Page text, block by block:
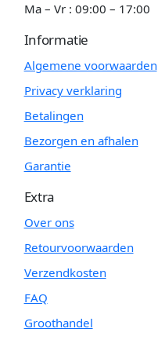
Ma – Vr : 09:00 – 17:00
Informatie
Algemene voorwaarden
Privacy verklaring
Betalingen
Bezorgen en afhalen
Garantie
Extra
Over ons
Retourvoorwaarden
Verzendkosten
FAQ
Groothandel